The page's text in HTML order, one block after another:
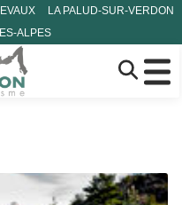
LA PALUD-SUR-VERDON
ALPES